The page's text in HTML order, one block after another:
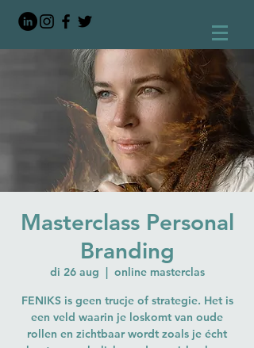
Masterclass Personal
Branding
di 26 aug
  |
online masterclas
FENIKS is geen trucje of strategie. Het is
een veld waarin je loskomt van oude
rollen en zichtbaar wordt zoals je écht